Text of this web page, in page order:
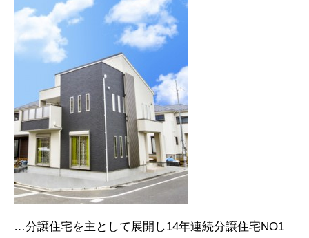
…分譲住宅を主として展開し14年連続分譲住宅NO1